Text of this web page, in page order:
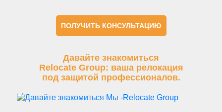
ПОЛУЧИТЬ КОНСУЛЬТАЦИЮ
Давайте знакомиться
Relocate Group: ваша релокация
под защитой профессионалов.